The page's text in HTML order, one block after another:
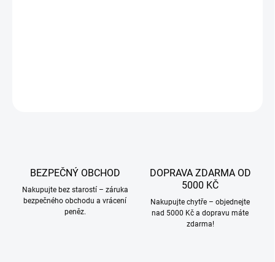
BEZPEČNÝ OBCHOD
Nakupujte bez starostí – záruka
bezpečného obchodu a vrácení
peněz.
DOPRAVA ZDARMA OD
5000 KČ
Nakupujte chytře – objednejte
nad 5000 Kč a dopravu máte
zdarma!